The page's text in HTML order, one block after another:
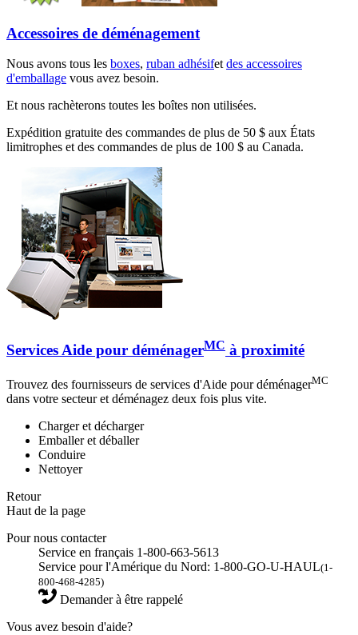
Accessoires de déménagement
Nous avons tous les boxes, ruban adhésifetdes accessoires
d'emballage vous avez besoin.
Et nous rachèterons toutes les boîtes non utilisées.
Expédition gratuite des commandes de plus de 50 $ aux États
limitrophes et des commandes de plus de 100 $ au Canada.
Services Aide pour déménagerMC à proximité
Trouvez des fournisseurs de services d'Aide pour déménagerMC
dans votre secteur et déménagez deux fois plus vite.
Charger et décharger
Emballer et déballer
Conduire
Nettoyer
Retour
Haut de la page
Pour nous contacter
Service en français 1-800-663-5613
Service pour l'Amérique du Nord: 1-800-GO-U-HAUL(1-
800-468-4285)
Demander à être rappelé
Vous avez besoin d'aide?